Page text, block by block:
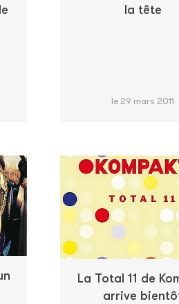
la tête
le 29 mars 2011
La Total 11 de
arrive